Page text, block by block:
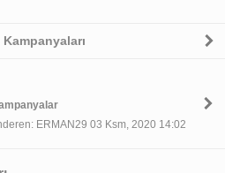
ERMAN29 03 Ksm, 2020 14:02